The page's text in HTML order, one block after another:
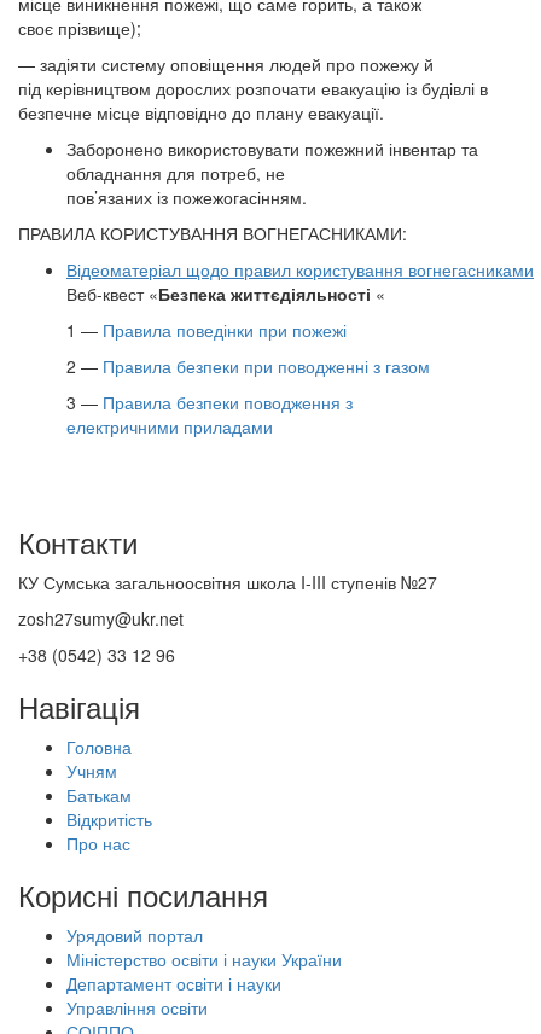
своє прізвище);
— задіяти систему оповіщення людей про пожежу й
під керівництвом дорослих розпочати евакуацію із будівлі в
безпечне місце відповідно до плану евакуації.
Заборонено використовувати пожежний інвентар та
обладнання для потреб, не
пов’язаних із пожежогасінням.
ПРАВИЛА КОРИСТУВАННЯ ВОГНЕГАСНИКАМИ:
Відеоматеріал щодо правил користування вогнегасниками
Веб-квест «Безпека життєдіяльності «
1 — Правила поведінки при пожежі
2 — Правила безпеки при поводженні з газом
3 — Правила безпеки поводження з
електричними приладами
Контакти
КУ Сумська загальноосвітня школа I-III ступенів №27
zosh27sumy@ukr.net
+38 (0542) 33 12 96
Навігація
Головна
Учням
Батькам
Відкритість
Про нас
Корисні посилання
Урядовий портал
Міністерство освіти і науки України
Департамент освіти і науки
Управління освіти